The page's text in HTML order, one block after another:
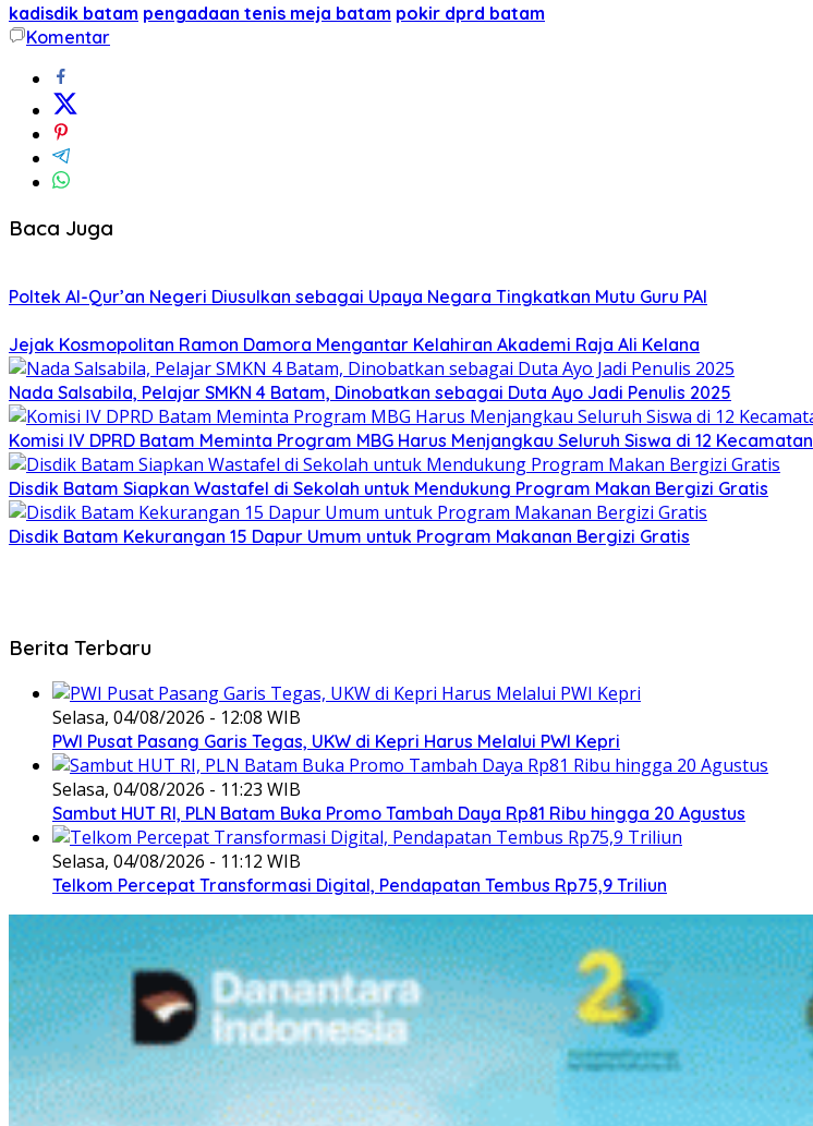
kadisdik batam pengadaan tenis meja batam pokir dprd batam
Komentar
Baca Juga
Poltek Al-Qur’an Negeri Diusulkan sebagai Upaya Negara Tingkatkan Mutu Guru PAI
Jejak Kosmopolitan Ramon Damora Mengantar Kelahiran Akademi Raja Ali Kelana
Nada Salsabila, Pelajar SMKN 4 Batam, Dinobatkan sebagai Duta Ayo Jadi Penulis 2025
Komisi IV DPRD Batam Meminta Program MBG Harus Menjangkau Seluruh Siswa di 12 Kecamatan
Disdik Batam Siapkan Wastafel di Sekolah untuk Mendukung Program Makan Bergizi Gratis
Disdik Batam Kekurangan 15 Dapur Umum untuk Program Makanan Bergizi Gratis
Berita Terbaru
Selasa, 04/08/2026 - 12:08 WIB
PWI Pusat Pasang Garis Tegas, UKW di Kepri Harus Melalui PWI Kepri
Selasa, 04/08/2026 - 11:23 WIB
Sambut HUT RI, PLN Batam Buka Promo Tambah Daya Rp81 Ribu hingga 20 Agustus
Selasa, 04/08/2026 - 11:12 WIB
Telkom Percepat Transformasi Digital, Pendapatan Tembus Rp75,9 Triliun